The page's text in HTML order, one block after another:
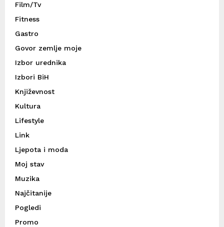
Film/Tv
Fitness
Gastro
Govor zemlje moje
Izbor urednika
Izbori BiH
Književnost
Kultura
Lifestyle
Link
Ljepota i moda
Moj stav
Muzika
Najčitanije
Pogledi
Promo